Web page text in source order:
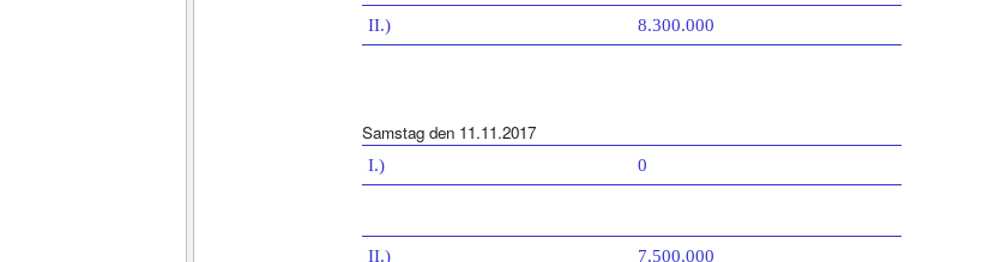
II.) 8.300.000
Samstag den 11.11.2017
I.) 0
II.) 7.500.000